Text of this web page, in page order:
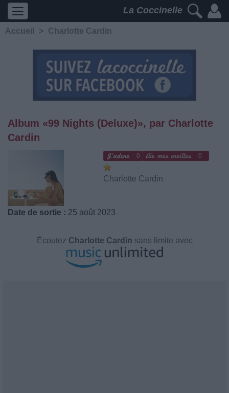
La Coccinelle
Accueil > Charlotte Cardin
Album «99 Nights (Deluxe)», par Charlotte
Cardin
0 0
Charlotte Cardin
Date de sortie : 25 août 2023
Écoutez Charlotte Cardin sans limite avec